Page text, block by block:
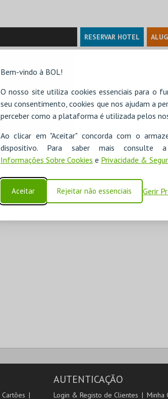
Bem-vindo à BOL!
O nosso site utiliza cookies essenciais para o
seu consentimento, cookies que nos ajudam a
perceber como a plataforma é utilizada pelos
Ao clicar em "Aceitar" concorda com o
dispositivo. Para saber mais consulte
Informações Sobre Cookies e Privacidade &
Aceitar Rejeitar não essenciais Gerir
RESERVAR HOTEL
Cartões
AUTENTICAÇÃO
Login & Registo de Clientes Minha